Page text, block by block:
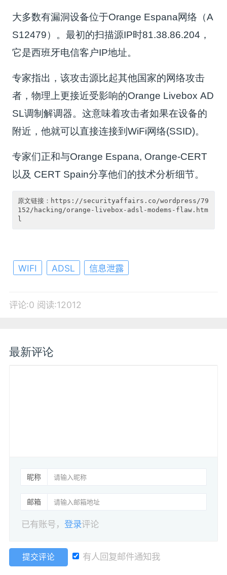
大多数有漏洞设备位于Orange Espana网络（A
S12479）。最初的扫描源IP时81.38.86.204，
它是西班牙电信客户IP地址。
专家指出，该攻击源比起其他国家的网络攻击
者，物理上更接近受影响的Orange Livebox AD
SL调制解调器。这意味着攻击者如果在设备的
附近，他就可以直接连接到WiFi网络(SSID)。
专家们正和与Orange Espana, Orange-CERT
以及 CERT Spain分享他们的技术分析细节。
原文链接：https://securityaffairs.co/wordpress/79
152/hacking/orange-livebox-adsl-modems-flaw.htm
WIFI ADSL 信息泄露
评论:0 阅读:12012
最新评论
昵称
邮箱
已有账号，登录评论
提交评论 有人回复邮件通知我